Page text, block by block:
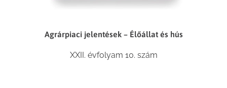
Agrárpiaci jelentések – Élőállat és hús
XXII. évfolyam 10. szám